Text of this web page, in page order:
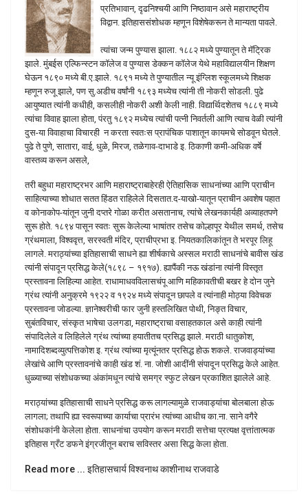
प्रतिभावान, दृढनिश्‍चयी आणि निष्ठावान असे महाराष्ट्रीय
विद्वान. इतिहाससंशोधक म्हणून विशेषेकरून ते मान्यता पावले.
त्यांचा जन्म पुण्यास झाला. १८८२ मध्ये पुण्यातून ते मॅट्रिक
झाले. मुंबईस एल्फिन्स्टन कॉलेज व पुण्यास डेक्कन कॉलेज येथे महाविद्यालयीन शिक्षण
घेऊन १८९० मध्ये बी.ए.झाले. १८९१ मध्ये ते पुण्यातील न्यू इंग्लिश स्कूलमध्ये शिक्षक
म्हणून रुजू झाले, पण सु.अडीच वर्षांनी १८९३ मध्येच त्यांनी ती नोकरी सोडली. पुढे
आयुष्यात त्यांनी कधीही, कसलीही नोकरी अशी केली नाही. विद्यार्थिदशेतच १८८९ मध्ये
त्यांचा विवाह झाला होता, पंरतु १८९२ मध्येच त्यांची पत्नी निवर्तली आणि त्याच वेळी त्यांनी
दुस-या विवाहाचा विचारही न करता स्वतःस प्रापंचिक पाशातून कायमचे सोडवून घेतले.
पुढे ते पुणे, सातारा, वाई, धुळे, मिरज, तळेगाव-दाभाडे इ. ठिकाणी कमी-अधिक वर्षे
वास्तव्य करून असले,
तरी बहुधा महाराष्ट्रभर आणि महाराष्ट्राबाहेरही ऐतिहासिक साधनांच्या आणि प्राचीन
साहित्याच्या शोधात सतत हिंडत राहिलेले दिसतात.द-याखो-यातून प्राचीन अवशेष पहात
व कोनाकोप-यांतून जुनी दप्तरे गोळा करीत असतानाच, त्यांचे लेखनकार्यही अव्याहतपणे
सुरू होते. १८९४ पासून स्वतः सुरू केलेल्या भाषांतर तसेच कोल्हापूर येथील समर्थ, तसेच
ग्रंथमाला, विश्ववृत्त, सरस्वती मंदिर, प्राचीप्रभा इ. नियतकालिकांतून ते भरपूर लिहू
लागले. मराठ्यांच्या इतिहासाची साधने ह्या शीर्षकाचे अस्सल मराठी साधनांचे बावीस खंड
त्यांनी संपादून प्रसिद्ध केले(१८९८ – १९१७). ह्यापैंकी नऊ खंडांना त्यांनी विस्तृत
प्रस्तावना लिहिल्या आहेत. राधामाधवविलासचंपू आणि महिकावतीची बखर हे दोन जुने
ग्रंथ त्यांनी अनुक्रमे १९२२ व १९२४ मध्ये संपादून छापले व त्यांनाही मोठ्या विवेचक
प्रस्तावना जोडल्या. ज्ञानेश्‍वरीची फार जुनी हस्तलिखित पोथी, निङ्त विचार,
सुबंतविचार, संस्कृत भाषेचा उलगडा, महाराष्ट्राचा वसाहतकाल असे काही त्यांनी
संपादिलेले व लिहिलेले ग्रंथ त्यांच्या हयातीतच प्रसिद्ध झाले. मराठी धातुकोश,
नामादिशब्दव्युत्पत्तिकोश इ. ग्रंथ त्यांच्या मृत्यूंनतर प्रसिद्ध होऊ शकले. राजवाड्यांच्या
लेखांचे आणि प्रस्तावनांचे काही खंड शं. ना. जोशी आदींनी संपादून प्रसिद्ध केले आहेत.
धुळ्याच्या संशोधकच्या अंकांमधून त्यांचे समग्र स्फुट लेखन प्रकाशित झालेले आहे.
मराठ्यांच्या इतिहासाची साधने प्रसिद्ध करू लागल्यामुळे राजवाड्यांचा बोलबाला होऊ
लागला; तथापि ह्या स्वरूपाच्या कार्याचा प्रारंभ त्यांच्या आधीच का.ना. साने वगैरे
संशोधकांनी केलेला होता. साधनांचा उपयोग करून मराठी सत्तेचा प्रत्यक्ष वृत्तांतात्मक
इतिहास ग्रँट डफने इंग्रजीतून बराच सविस्तर असा सिद्ध केला होता.
Read more ... इतिहासचार्य विश्वनाथ काशीनाथ राजवाडे